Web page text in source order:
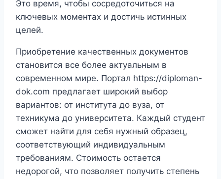
Это время, чтобы сосредоточиться на
ключевых моментах и достичь истинных
целей.
Приобретение качественных документов
становится все более актуальным в
современном мире. Портал https://diploman-
dok.com предлагает широкий выбор
вариантов: от института до вуза, от
техникума до университета. Каждый студент
сможет найти для себя нужный образец,
соответствующий индивидуальным
требованиям. Стоимость остается
недорогой, что позволяет получить степень